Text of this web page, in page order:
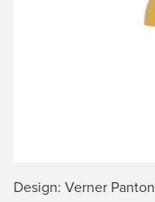
Design: Verner Panton